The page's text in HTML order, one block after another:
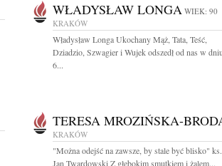
WŁADYSŁAW LONGA WIEK: 90
KRAKÓW
Władysław Longa Ukochany Mąż, Tata, Teść,
Dziadzio, Szwagier i Wujek odszedł od nas w dniu
6...
TERESA MROZIŃSKA-
KRAKÓW
"Można odejść na zawsze, by stale być blisko" ks.
Jan Twardowski Z głębokim smutkiem i żalem...